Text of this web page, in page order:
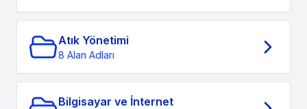
Atık Yönetimi
8 Alan Adları
Bilgisayar ve İnternet